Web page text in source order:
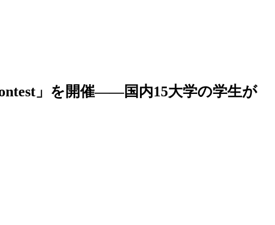
」を開催――国内15大学の学生が